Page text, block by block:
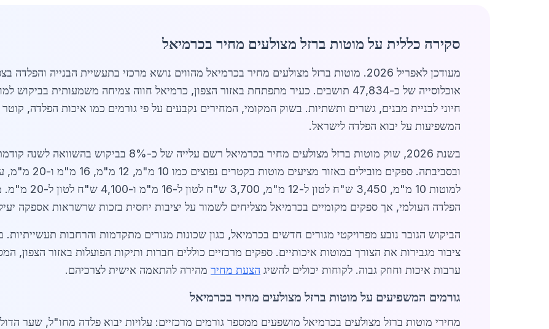
סקירה כללית על מוטות ברזל מצולעים מחיר בכרמיאל
מעודכן לאפריל 2026. מוטות ברזל מצולעים מחיר בכרמיאל מהווים נושא מרכזי בתעשיית הבנייה
אוכלוסייה של כ-47,834 תושבים. כעיר מתפתחת באזור הצפון, כרמיאל חווה צמיחה משמעותית
חיוני לבניית מבנים, גשרים ותשתיות. בשוק המקומי, המחירים נקבעים על פי גורמים כמו איכות הפלדה,
המשפיעות על יבוא הפלדה לישראל.
בשנת 2026, שוק מוטות ברזל מצולעים מחיר בכרמיאל רשם
למוטות 10 מ"מ,
הפלדה העולמי, אך ספקים מקומיים בכרמיאל מצליחים לשמור על יציבות יחסית בזכות שרשראות אספקה
הביקוש הגובר נובע מפרויקטי מגורים חדשים בכרמיאל, כגון שכונות מגורים מתקדמות והרחבות תעשייתיות.
ערבות איכות וחוזק גבוה. לקוחות יכולים להשיג הצעת מחיר מהירה להתאמה אישית לצרכיהם.
גורמים המשפיעים על מוטות ברזל מצולעים מחיר בכרמיאל
מחירי מוטות ברזל מצולעים בכרמיאל מושפעים ממספר גורמים מרכזיים: עלויות יבוא פלדה מחו"ל, שער